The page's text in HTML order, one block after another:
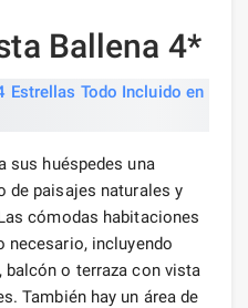
Ballena 4*
sus huéspedes una
de paisajes naturales y
cómodas habitaciones
necesario, incluyendo
balcón o terraza con vista
También hay un área de